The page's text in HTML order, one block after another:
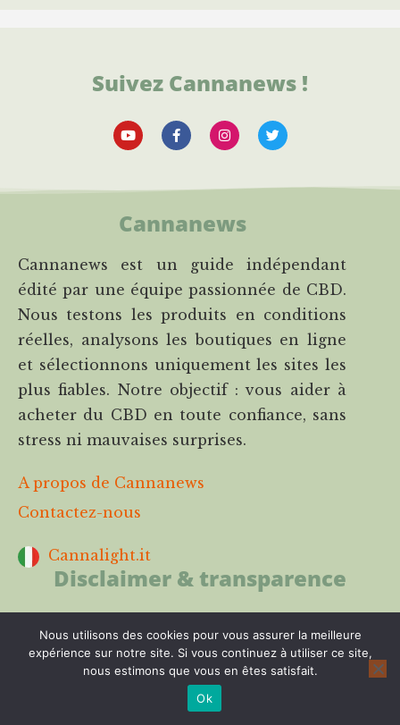
Suivez Cannanews !
Cannanews
Cannanews est un guide indépendant
édité par une équipe passionnée de CBD.
Nous testons les produits en conditions
réelles, analysons les boutiques en ligne
et sélectionnons uniquement les sites les
plus fiables. Notre objectif : vous aider à
acheter du CBD en toute confiance, sans
stress ni mauvaises surprises.
A propos de Cannanews
Contactez-nous
Cannalight.it
Disclaimer & transparence
Cannanews ont été testées par notre
équipe selon descritères précis
indépendants ils mais ne remplacent pas
Nous utilisons des cookies pour vous assurer la meilleure
expérience sur notre site. Si vous continuez à utiliser ce site,
nous estimons que vous en êtes satisfait.
Ok